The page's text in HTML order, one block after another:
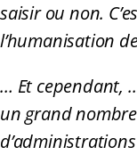
saisir ou non.
l’humanisation
… Et cependant,
un grand